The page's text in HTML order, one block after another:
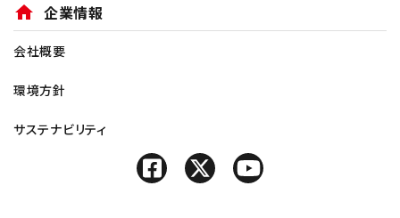
home 企業情報
会社概要
環境方針
サステナビリティ